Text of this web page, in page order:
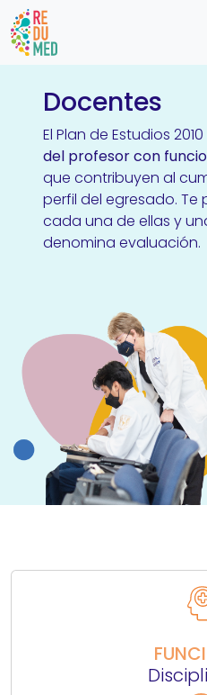
Pasar al contenido principal
Docentes
El Plan de Estudios
del profesor con
que contribuyen al
perfil del egresado. Te
cada una de ellas y
denomina evaluación.